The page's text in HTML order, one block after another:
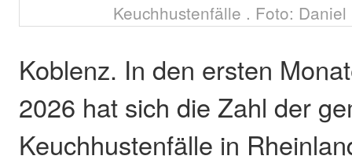
Keuchhustenfälle . Foto:
Koblenz. In den ersten
2026 hat sich die Zahl der
Keuchhustenfälle in